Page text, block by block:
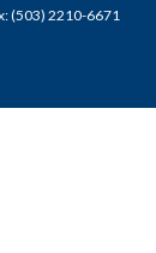
(503) 2210-6671